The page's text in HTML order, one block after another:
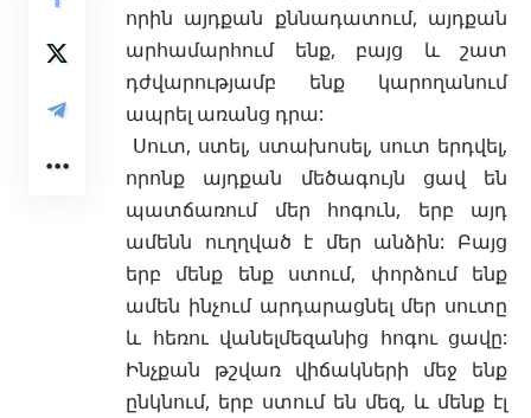
որին այդքան քննադատում, այդքան
արհամարհում ենք, բայց և շատ
դժվարությամբ ենք կարողանում
ապրել առանց դրա:
Սուտ, ստել, ստախոսել, սուտ երդվել,
որոնք այդքան մեծագույն ցավ են
պատճառում մեր հոգուն, երբ այդ
ամենն ուղղված է մեր անձին: Բայց
երբ մենք ենք ստում, փորձում ենք
ամեն ինչում արդարացնել մեր սուտը
և հեռու վանելմեզանից հոգու ցավը:
Ինչքան թշվառ վիճակների մեջ ենք
ընկնում, երբ ստում են մեզ, և մենք էլ